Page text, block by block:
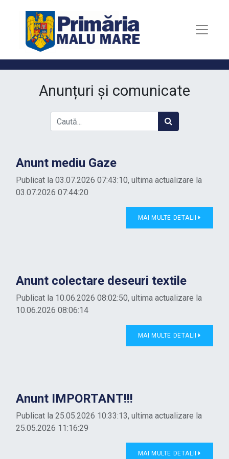
Anunțuri și comunicate
Anunt mediu Gaze
Publicat la 03.07.2026 07:43:10, ultima actualizare la
03.07.2026 07:44:20
MAI MULTE DETALII
Anunt colectare deseuri textile
Publicat la 10.06.2026 08:02:50, ultima actualizare la
10.06.2026 08:06:14
MAI MULTE DETALII
Anunt IMPORTANT!!!
Publicat la 25.05.2026 10:33:13, ultima actualizare la
25.05.2026 11:16:29
MAI MULTE DETALII